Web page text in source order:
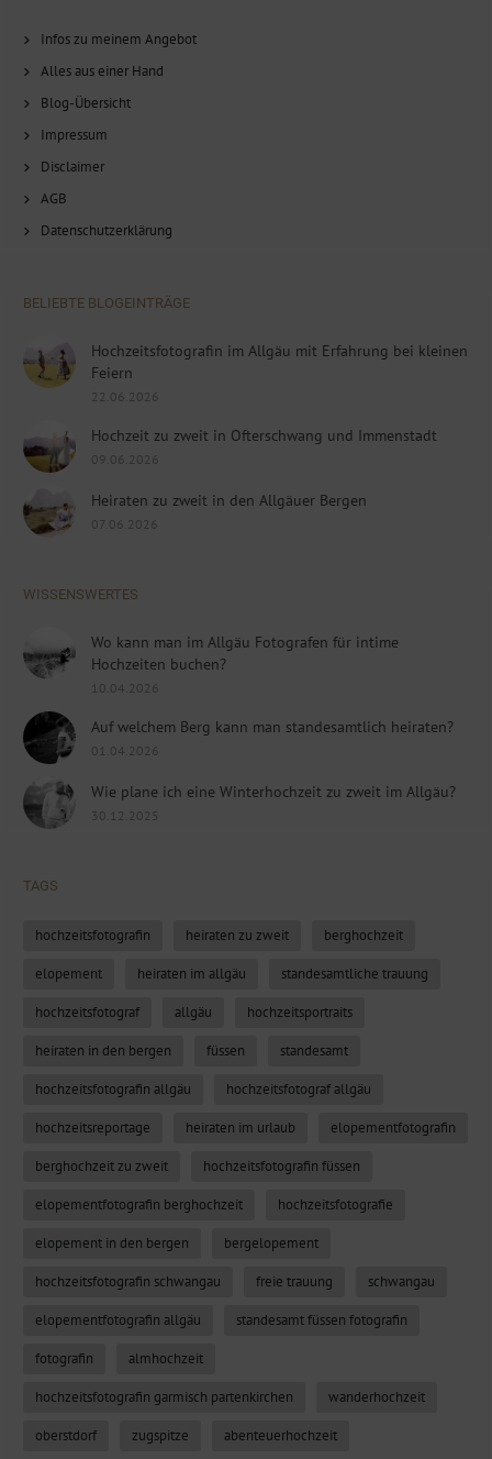
Infos zu meinem Angebot
Alles aus einer Hand
Blog-Übersicht
Impressum
Disclaimer
AGB
Datenschutzerklärung
BELIEBTE BLOGEINTRÄGE
Hochzeitsfotografin im Allgäu mit Erfahrung bei kleinen
Feiern
22.06.2026
Hochzeit zu zweit in Ofterschwang und Immenstadt
09.06.2026
Heiraten zu zweit in den Allgäuer Bergen
07.06.2026
WISSENSWERTES
Wo kann man im Allgäu Fotografen für intime
Hochzeiten buchen?
10.04.2026
Auf welchem Berg kann man standesamtlich heiraten?
01.04.2026
Wie plane ich eine Winterhochzeit zu zweit im Allgäu?
30.12.2025
TAGS
hochzeitsfotografin heiraten zu zweit berghochzeit
elopement heiraten im allgäu standesamtliche trauung
hochzeitsfotograf allgäu hochzeitsportraits
heiraten in den bergen füssen standesamt
hochzeitsfotografin allgäu hochzeitsfotograf allgäu
hochzeitsreportage heiraten im urlaub elopementfotografin
berghochzeit zu zweit hochzeitsfotografin füssen
elopementfotografin berghochzeit hochzeitsfotografie
elopement in den bergen bergelopement
hochzeitsfotografin schwangau freie trauung schwangau
elopementfotografin allgäu standesamt füssen fotografin
fotografin almhochzeit
hochzeitsfotografin garmisch partenkirchen wanderhochzeit
oberstdorf zugspitze abenteuerhochzeit